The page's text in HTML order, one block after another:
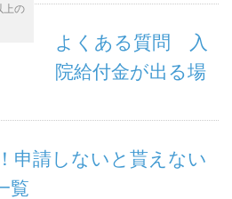
上の
よくある質問 入
院給付金が出る場
申請しないと貰えない
覧